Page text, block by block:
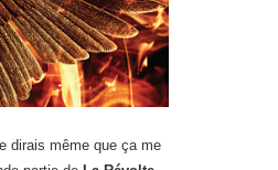
dirais même que ça me